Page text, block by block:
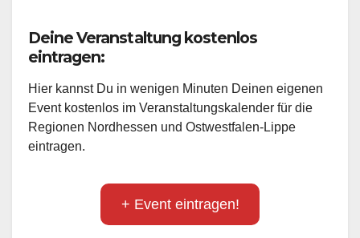
Deine Veranstaltung kostenlos
eintragen:
Hier kannst Du in wenigen Minuten Deinen eigenen
Event kostenlos im Veranstaltungskalender für die
Regionen Nordhessen und Ostwestfalen-Lippe
eintragen.
+ Event eintragen!